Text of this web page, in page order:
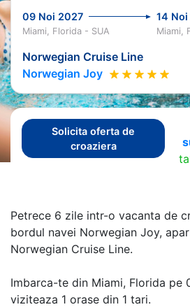
09 Noi 2027 14
Miami, Florida - SUA Miami,
Norwegian Cruise Line
Norwegian Joy
Solicita oferta de
croaziera
Petrece 6 zile intr-o vacanta de
bordul navei Norwegian Joy,
Norwegian Cruise Line.
Imbarca-te din Miami, Florida pe
viziteaza 1 orase din 1 tari.